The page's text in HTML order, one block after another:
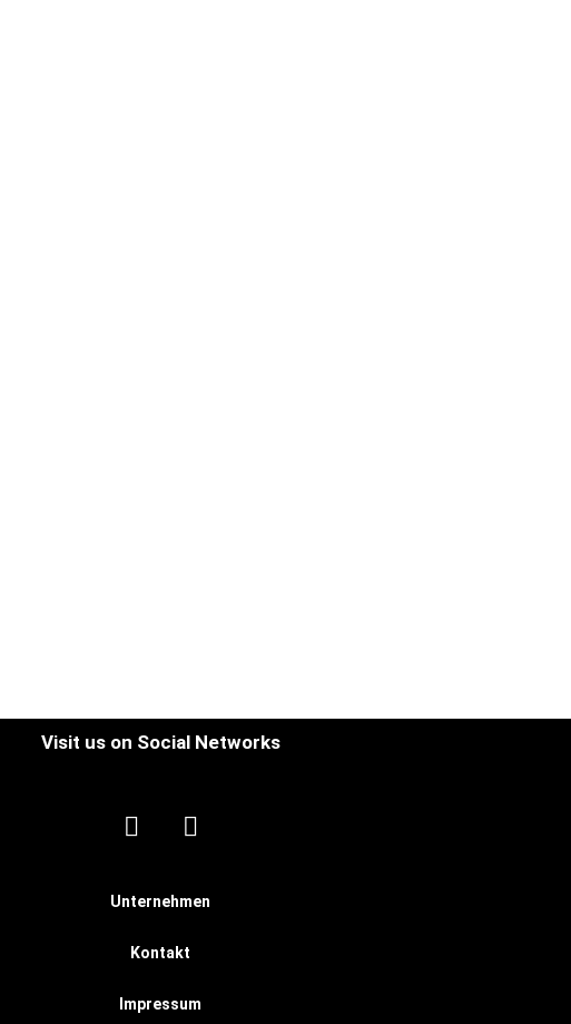
Visit us on Social Networks
Unternehmen
Kontakt
Impressum